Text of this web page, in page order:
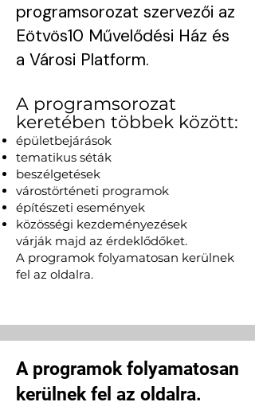
programsorozat szervezői az
Eötvös10 Művelődési Ház és
a Városi Platform.
A programsorozat
keretében többek között:
épületbejárások
tematikus séták
beszélgetések
várostörténeti programok
építészeti események
közösségi kezdeményezések
várják majd az érdeklődőket.
A programok folyamatosan kerülnek
fel az oldalra.
A programok folyamatosan
kerülnek fel az oldalra.